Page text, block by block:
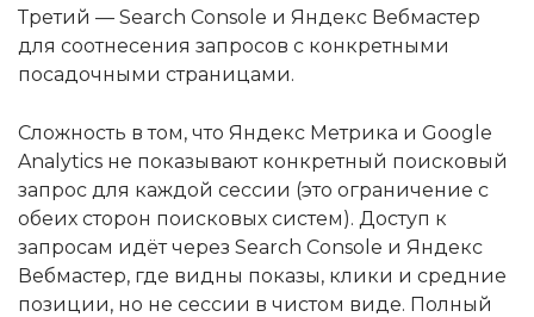
Третий — Search Console и Яндекс Вебмастер
для соотнесения запросов с конкретными
посадочными страницами.
Сложность в том, что Яндекс Метрика и Google
Analytics не показывают конкретный поисковый
запрос для каждой сессии (это ограничение с
обеих сторон поисковых систем). Доступ к
запросам идёт через Search Console и Яндекс
Вебмастер, где видны показы, клики и средние
позиции, но не сессии в чистом виде. Полный